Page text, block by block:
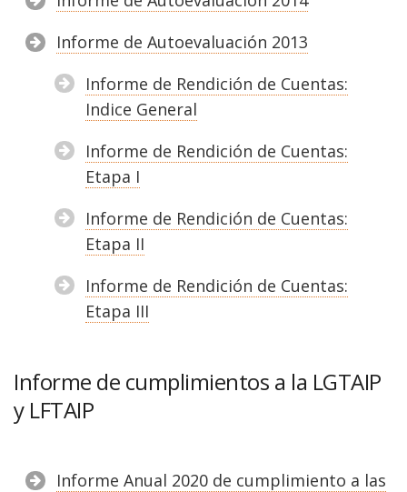
Informe de Autoevaluación 2013
Informe de Rendición de Cuentas:
Indice General
Informe de Rendición de Cuentas:
Etapa I
Informe de Rendición de Cuentas:
Etapa II
Informe de Rendición de Cuentas:
Etapa III
Informe de cumplimientos a la LGTAIP
y LFTAIP
Informe Anual 2020 de cumplimiento a las